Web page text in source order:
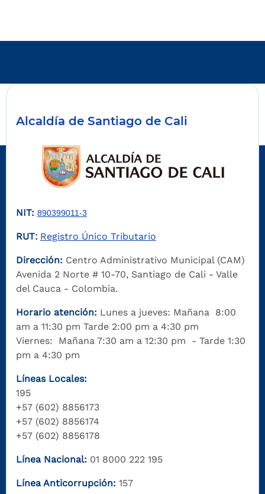
Alcaldía de Santiago de Cali
NIT: 890399011-3
RUT: Registro Único Tributario
Dirección: Centro Administrativo Municipal (CAM)
Avenida 2 Norte # 10-70, Santiago de Cali - Valle
del Cauca - Colombia.
Horario atención: Lunes a jueves: Mañana 8:00
am a 11:30 pm Tarde 2:00 pm a 4:30 pm
Viernes: Mañana 7:30 am a 12:30 pm - Tarde 1:30
pm a 4:30 pm
Líneas Locales:
195
+57 (602) 8856173
+57 (602) 8856174
+57 (602) 8856178
Línea Nacional: 01 8000 222 195
Línea Anticorrupción: 157